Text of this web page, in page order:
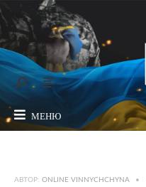
МЕНЮ
АВТОР: ONLINE VINNYCHCHYNA •